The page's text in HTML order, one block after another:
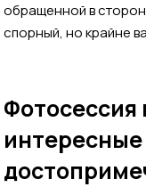
обращенной в
спорный, но крайне
Фотосессия
интересные